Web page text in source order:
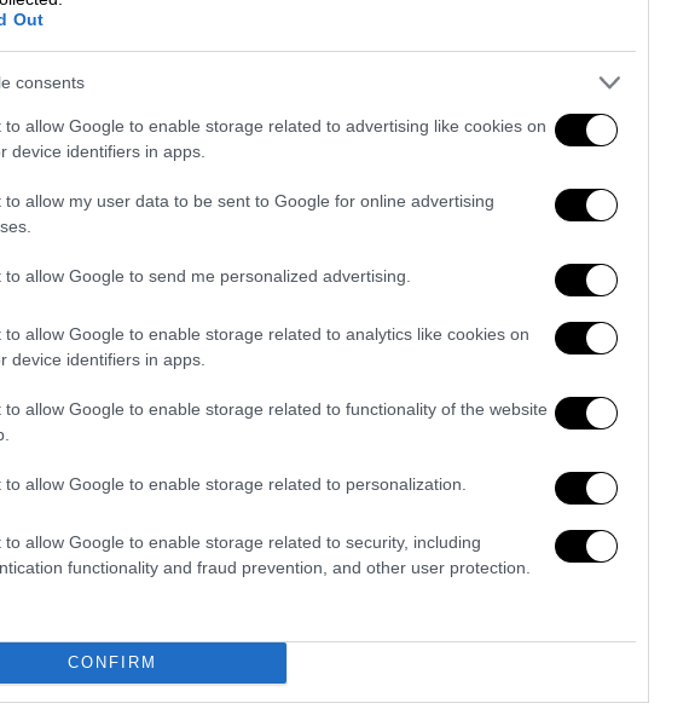
Out
consents
to allow Google to enable storage related to advertising like cookies on
device identifiers in apps.
to allow my user data to be sent to Google for online advertising
to allow Google to send me personalized advertising.
to allow Google to enable storage related to analytics like cookies on
device identifiers in apps.
to allow Google to enable storage related to functionality of the website
to allow Google to enable storage related to personalization.
to allow Google to enable storage related to security, including
functionality and fraud prevention, and other user protection.
CONFIRM